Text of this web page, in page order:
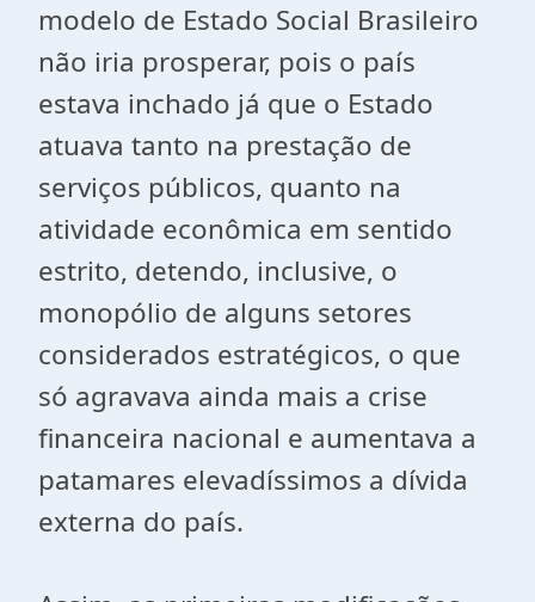
modelo de Estado Social Brasileiro
não iria prosperar, pois o país
estava inchado já que o Estado
atuava tanto na prestação de
serviços públicos, quanto na
atividade econômica em sentido
estrito, detendo, inclusive, o
monopólio de alguns setores
considerados estratégicos, o que
só agravava ainda mais a crise
financeira nacional e aumentava a
patamares elevadíssimos a dívida
externa do país.